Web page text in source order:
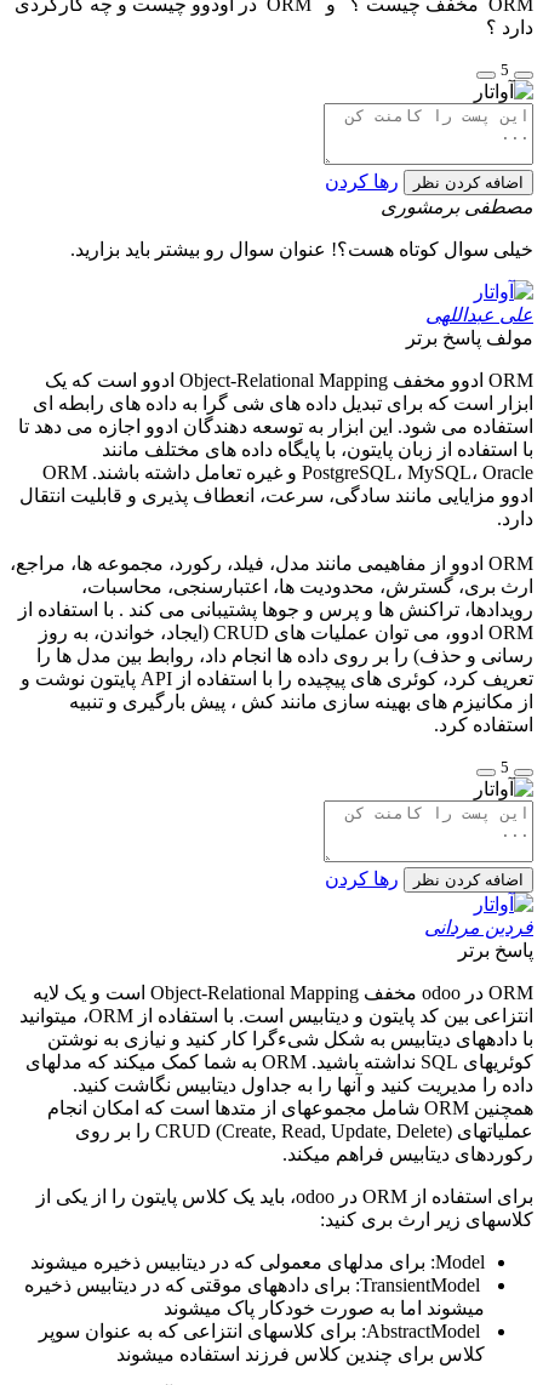
ORM مخفف چیست ؟ و ORM در اودوو چیست و چه کارکردی
دارد ؟
5
اضافه کردن نظر
رها کردن
مصطفی برمشوری
خیلی سوال کوتاه هست؟! عنوان سوال رو بیشتر باید بزارید.
علی عبداللهی
مولف پاسخ برتر
ORM ادوو مخفف Object-Relational Mapping ادوو است که یک
ابزار است که برای تبدیل داده های شی گرا به داده های رابطه ای
استفاده می شود. این ابزار به توسعه دهندگان ادوو اجازه می دهد تا
با استفاده از زبان پایتون، با پایگاه داده های مختلف مانند
PostgreSQL، MySQL، Oracle و غیره تعامل داشته باشند. ORM
ادوو مزایایی مانند سادگی، سرعت، انعطاف پذیری و قابلیت انتقال
دارد.
ORM ادوو از مفاهیمی مانند مدل، فیلد، رکورد، مجموعه ها، مراجع،
ارث بری، گسترش، محدودیت ها، اعتبارسنجی، محاسبات،
رویدادها، تراکنش ها و پرس و جوها پشتیبانی می کند . با استفاده از
ORM ادوو، می توان عملیات های CRUD (ایجاد، خواندن، به روز
رسانی و حذف) را بر روی داده ها انجام داد، روابط بین مدل ها را
تعریف کرد، کوئری های پیچیده را با استفاده از API پایتون نوشت و
از مکانیزم های بهینه سازی مانند کش ، پیش بارگیری و تنبیه
استفاده کرد.
5
اضافه کردن نظر رها کردن
فردین مردانی
پاسخ برتر
ORM در odoo مخفف Object-Relational Mapping است و یک لایه
انتزاعی بین کد پایتون و دیتابیس است. با استفاده از ORM، میتوانید
با دادههای دیتابیس به شکل شیءگرا کار کنید و نیازی به نوشتن
کوئریهای SQL نداشته باشید. ORM به شما کمک میکند که مدلهای
داده را مدیریت کنید و آنها را به جداول دیتابیس نگاشت کنید.
همچنین ORM شامل مجموعهای از متدها است که امکان انجام
عملیاتهای CRUD (Create, Read, Update, Delete) را بر روی
رکوردهای دیتابیس فراهم میکند.
برای استفاده از ORM در odoo، باید یک کلاس پایتون را از یکی از
کلاسهای زیر ارث بری کنید:
Model: برای مدلهای معمولی که در دیتابیس ذخیره میشوند
TransientModel: برای دادههای موقتی که در دیتابیس ذخیره
میشوند اما به صورت خودکار پاک میشوند
AbstractModel: برای کلاسهای انتزاعی که به عنوان سوپر
کلاس برای چندین کلاس فرزند استفاده میشوند